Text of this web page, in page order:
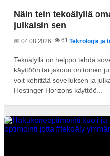
Näin tein tekoälyllä
julkaisin sen
📅 04.08.2026 | 👁️ 61|Teknologia ja
Tekoälyllä on helppo tehdä
käyttöön tai jakoon on toinen
voit kehittää sovelluksen ja
Hostinger Horizons käyttöö...